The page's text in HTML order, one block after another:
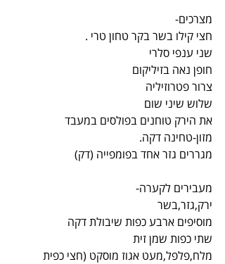
מצרכים-
חצי קילו בשר בקר טחון טרי .
שני ענפי סלרי
חופן נאה בזיליקום
צרור פטרוזיליה
שלוש שיני שום
את הירק טוחנים בפולסים במעבד
מזון-טחינה דקה.
מגררים גזר אחד בפומפייה (דק)
מעבירים לקערה-
ירק,גזר,בשר
מוסיפים ארבע כפות שיבולת דקה
שתי כפות שמן זית
מלח,פלפל,מעט אגוז מוסקט (חצי כפית